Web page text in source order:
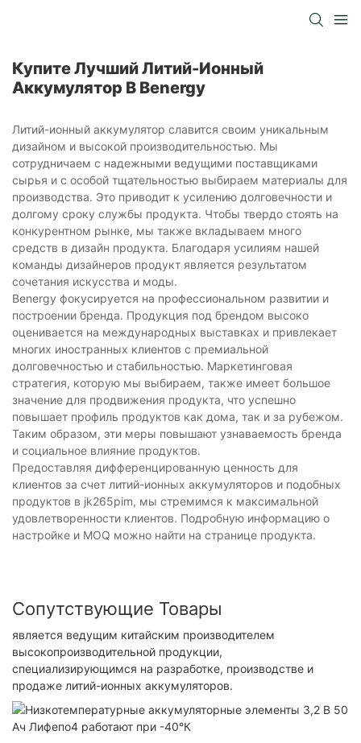
Купите Лучший Литий-Ионный
Аккумулятор В Benergy
Литий-ионный аккумулятор славится своим уникальным
дизайном и высокой производительностью. Мы
сотрудничаем с надежными ведущими поставщиками
сырья и с особой тщательностью выбираем материалы для
производства. Это приводит к усилению долговечности и
долгому сроку службы продукта. Чтобы твердо стоять на
конкурентном рынке, мы также вкладываем много
средств в дизайн продукта. Благодаря усилиям нашей
команды дизайнеров продукт является результатом
сочетания искусства и моды.
Benergy фокусируется на профессиональном развитии и
построении бренда. Продукция под брендом высоко
оценивается на международных выставках и привлекает
многих иностранных клиентов с премиальной
долговечностью и стабильностью. Маркетинговая
стратегия, которую мы выбираем, также имеет большое
значение для продвижения продукта, что успешно
повышает профиль продуктов как дома, так и за рубежом.
Таким образом, эти меры повышают узнаваемость бренда
и социальное влияние продуктов.
Предоставляя дифференцированную ценность для
клиентов за счет литий-ионных аккумуляторов и подобных
продуктов в jk265pim, мы стремимся к максимальной
удовлетворенности клиентов. Подробную информацию о
настройке и MOQ можно найти на странице продукта.
Сопутствующие Товары
является ведущим китайским производителем
высокопроизводительной продукции,
специализирующимся на разработке, производстве и
продаже литий-ионных аккумуляторов.